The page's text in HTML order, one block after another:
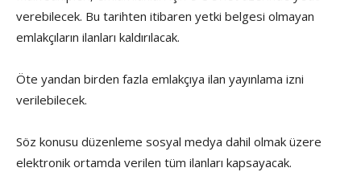
verebilecek. Bu tarihten itibaren yetki belgesi olmayan
emlakçıların ilanları kaldırılacak.
Öte yandan birden fazla emlakçıya ilan yayınlama izni
verilebilecek.
Söz konusu düzenleme sosyal medya dahil olmak üzere
elektronik ortamda verilen tüm ilanları kapsayacak.